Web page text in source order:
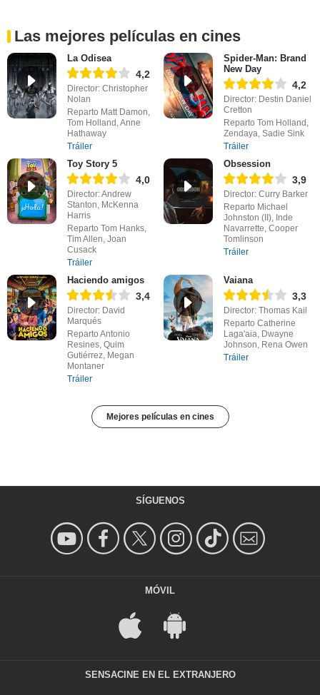
Las mejores películas en cines
La Odisea
4,2
Director: Christopher
Nolan
Reparto Matt Damon,
Tom Holland, Anne
Hathaway
Tráiler
Spider-Man: Brand
New Day
4,2
Director: Destin Daniel
Cretton
Reparto Tom Holland,
Zendaya, Sadie Sink
Tráiler
Toy Story 5
4,0
Director: Andrew
Stanton, McKenna
Harris
Reparto Tom Hanks,
Tim Allen, Joan
Cusack
Tráiler
Obsession
3,9
Director: Curry Barker
Reparto Michael
Johnston (II), Inde
Navarrette, Cooper
Tomlinson
Tráiler
Haciendo amigos
3,4
Director: David
Marqués
Reparto Antonio
Resines, Quim
Gutiérrez, Megan
Montaner
Tráiler
Vaiana
3,3
Director: Thomas Kail
Reparto Catherine
Laga'aia, Dwayne
Johnson, Rena Owen
Tráiler
Mejores películas en cines
SÍGUENOS
MÓVIL
SENSACINE EN EL EXTRANJERO